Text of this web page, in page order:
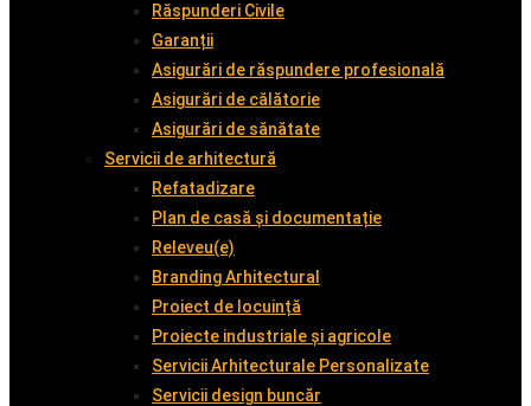
Răspunderi Civile
Garanții
Asigurări de răspundere profesională
Asigurări de călătorie
Asigurări de sănătate
Servicii de arhitectură
Refatadizare
Plan de casă și documentație
Releveu(e)
Branding Arhitectural
Proiect de locuință
Proiecte industriale și agricole
Servicii Arhitecturale Personalizate
Servicii design buncăr